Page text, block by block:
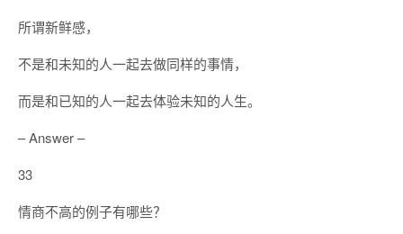
所谓新鲜感，
不是和未知的人一起去做同样的事情，
而是和已知的人一起去体验未知的人生。
– Answer –
33
情商不高的例子有哪些？